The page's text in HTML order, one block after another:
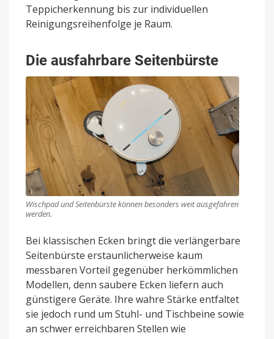
Teppicherkennung bis zur individuellen
Reinigungsreihenfolge je Raum.
Die ausfahrbare Seitenbürste
Wischpad und Seitenbürste können besonders weit ausgefahren
werden.
Bei klassischen Ecken bringt die verlängerbare
Seitenbürste erstaunlicherweise kaum
messbaren Vorteil gegenüber herkömmlichen
Modellen, denn saubere Ecken liefern auch
günstigere Geräte. Ihre wahre Stärke entfaltet
sie jedoch rund um Stuhl- und Tischbeine sowie
an schwer erreichbaren Stellen wie